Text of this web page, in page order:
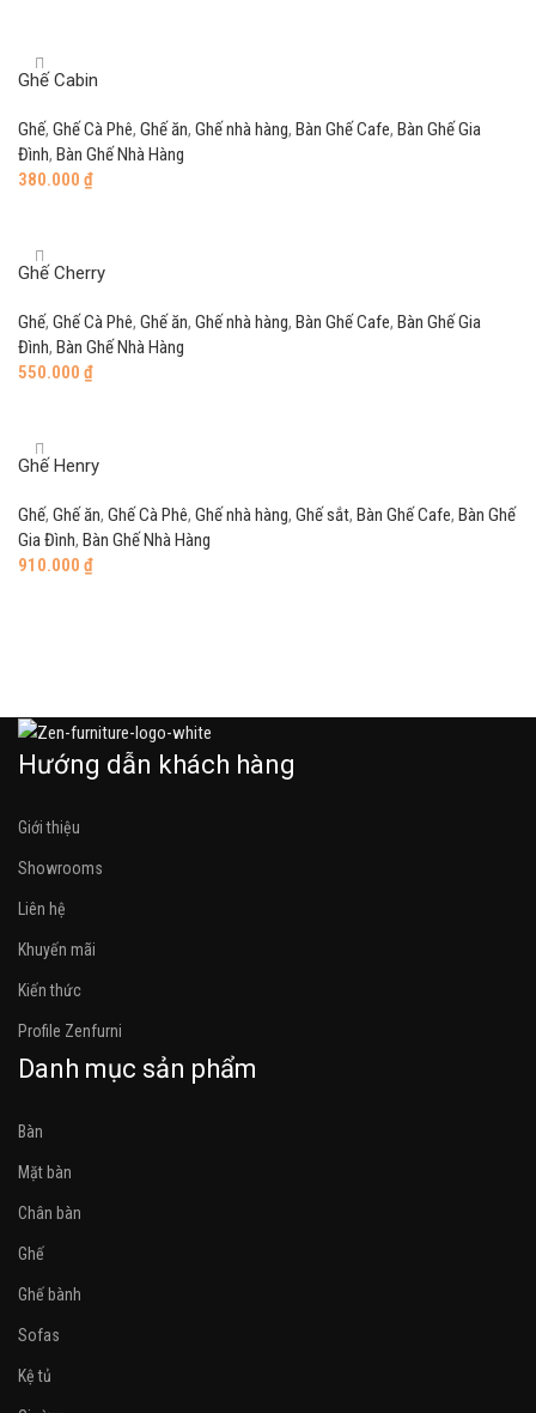
Ghế Cabin
Ghế, Ghế Cà Phê, Ghế ăn, Ghế nhà hàng, Bàn Ghế Cafe, Bàn Ghế Gia
Đình, Bàn Ghế Nhà Hàng
380.000 ₫
Ghế Cherry
Ghế, Ghế Cà Phê, Ghế ăn, Ghế nhà hàng, Bàn Ghế Cafe, Bàn Ghế Gia
Đình, Bàn Ghế Nhà Hàng
550.000 ₫
Ghế Henry
Ghế, Ghế ăn, Ghế Cà Phê, Ghế nhà hàng, Ghế sắt, Bàn Ghế Cafe, Bàn Ghế
Gia Đình, Bàn Ghế Nhà Hàng
910.000 ₫
Hướng dẫn khách hàng
Giới thiệu
Showrooms
Liên hệ
Khuyến mãi
Kiến thức
Profile Zenfurni
Danh mục sản phẩm
Bàn
Mặt bàn
Chân bàn
Ghế
Ghế bành
Sofas
Kệ tủ